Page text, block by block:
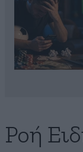
Ροή